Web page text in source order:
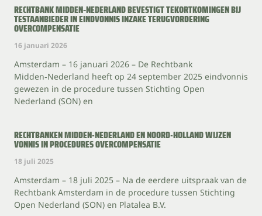
RECHTBANK MIDDEN‑NEDERLAND BEVESTIGT TEKORTKOMINGEN BIJ
TESTAANBIEDER IN EINDVONNIS INZAKE TERUGVORDERING
OVERCOMPENSATIE
16 januari 2026
Amsterdam – 16 januari 2026 – De Rechtbank
Midden‑Nederland heeft op 24 september 2025 eindvonnis
gewezen in de procedure tussen Stichting Open
Nederland (SON) en
RECHTBANKEN MIDDEN-NEDERLAND EN NOORD-HOLLAND WIJZEN
VONNIS IN PROCEDURES OVERCOMPENSATIE
18 juli 2025
Amsterdam – 18 juli 2025 – Na de eerdere uitspraak van de
Rechtbank Amsterdam in de procedure tussen Stichting
Open Nederland (SON) en Platalea B.V.